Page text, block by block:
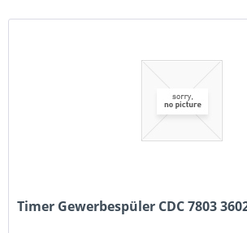
Timer Gewerbespüler CDC 7803